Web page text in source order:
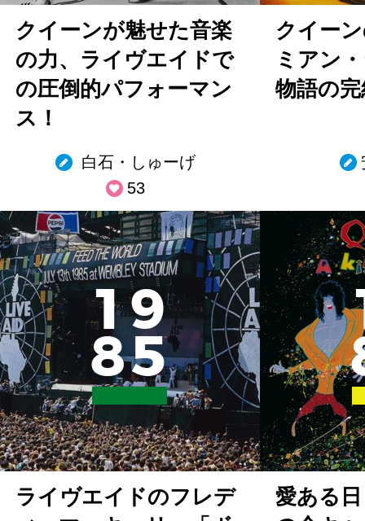
クイーンが魅せた音楽
の力、ライヴエイドで
の圧倒的パフォーマン
ス！
白石・しゅーげ
53
クイー
ミアン
物語の
19
85
ライヴエイドのフレデ
愛ある